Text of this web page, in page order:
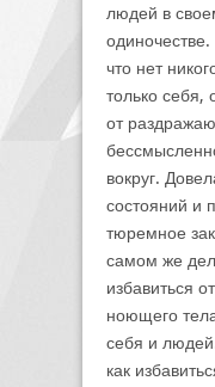
людей в
что нет
только себя,
от
вокруг.
состояний и
тюремное
самом же
избавиться
ноющего
себя и
как